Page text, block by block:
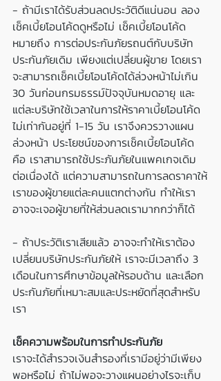
- ถ้ามีเราได้รับส่วนลดประวัติดีแน่นอน ลอง
เช็คเบี้ยโอนโค้ดดูหรือไม่ เช็คเบี้ยโอนโค้ด
หมายถึง การต่อประกันภัยรถนต์กับบริษัท
ประกันภัยเดิม เพียงแต่เปลี่ยนผู้ขาย โดยเรา
จะสามารถเช็คเบี้ยโอนโค้ดได้ล่วงหน้าไม่เกิน
30 วันก่อนกรมธรรม์ปัจจุบันหมดอายุ และ
แต่ละบริษัทใช้เวลาในการให้ราคาเบี้ยโอนโค้ด
ไม่เท่ากันอยู่ที่ 1-15 วัน เราจึงควรวางแผน
ล่วงหน้า ประโยชน์ของการเช็คเบี้ยโอนโค้ด
คือ เราสามารถใช้ประภันภัยในแพคเกจเดิม
ต่อเนื่องได้ แต่ความสามารถในการลดราคาให้
เราของผู้ขายแต่ละคนแตกต่างกัน ทำให้เรา
อาจจะเจอผู้ขายที่ให้ส่วนลดเรามากกว่าก็ได้
- ถ้าประวัติเราเสียแล้ว อาจจะทำให้เราต้อง
เปลี่ยนบริษัทประกันภัยให้ เราจะมีเวลาถึง 3
เดือนในการศึกษาข้อมูลให้รอบด้าน และเลือก
ประกันภัยที่เหมาะสมและประหยัดที่สุดสำหรับ
เรา
เช็คความพร้อมในการทำประกันภัย
เราจะได้สำรวจเงินสำรองที่เรามีอยู่ว่ามีเพียง
พอหรือไม่ ถ้าไม่พอจะวางแผนอย่างไรจะเก็บ